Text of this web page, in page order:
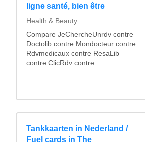
ligne santé, bien être
Health & Beauty
Compare JeChercheUnrdv contre
Doctolib contre Mondocteur contre
Rdvmedicaux contre ResaLib
contre ClicRdv contre...
Tankkaarten in Nederland /
Fuel cards in The